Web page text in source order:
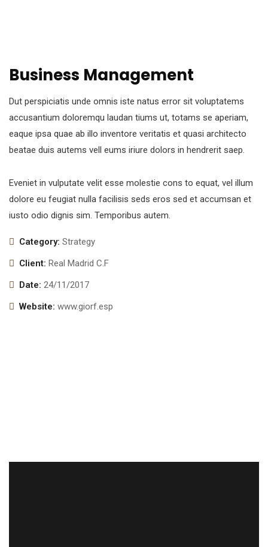
Business Management
Dut perspiciatis unde omnis iste natus error sit voluptatems
accusantium doloremqu laudan tiums ut, totams se aperiam,
eaque ipsa quae ab illo inventore veritatis et quasi architecto
beatae duis autems vell eums iriure dolors in hendrerit saep.
Eveniet in vulputate velit esse molestie cons to equat, vel illum
dolore eu feugiat nulla facilisis seds eros sed et accumsan et
iusto odio dignis sim. Temporibus autem.
Category: Strategy
Client: Real Madrid C.F
Date: 24/11/2017
Website: www.giorf.esp